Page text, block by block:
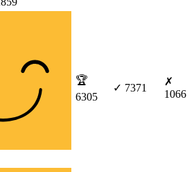
🏆
6305
✓ 7371
✗
1066